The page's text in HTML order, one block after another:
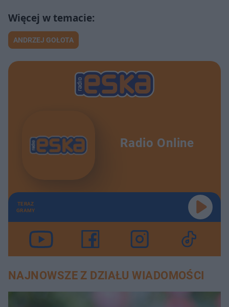
ANDRZEJ GOŁOTA
Radio Online
TERAZ
GRAMY
NAJNOWSZE Z DZIAŁU WIADOMOŚCI